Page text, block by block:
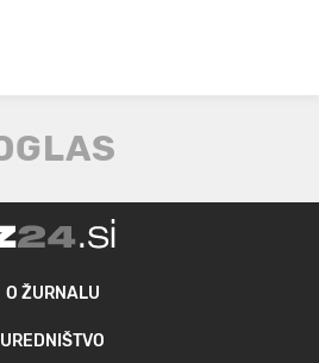
O ŽURNALU
UREDNIŠTVO